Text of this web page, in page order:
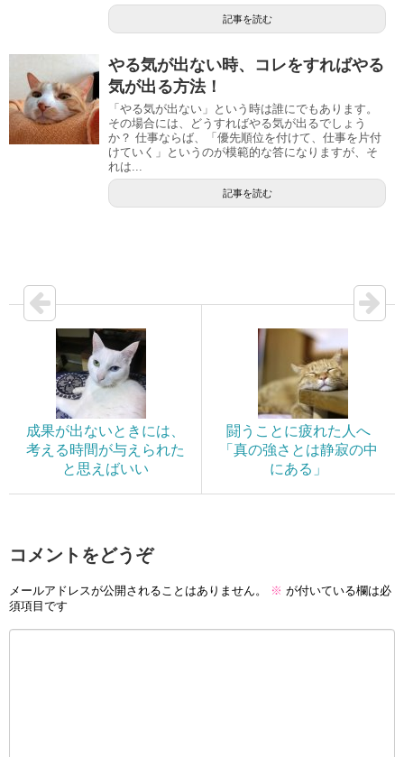
記事を読む
やる気が出ない時、コレをすればやる
気が出る方法！
「やる気が出ない」という時は誰にでもあります。
その場合には、どうすればやる気が出るでしょう
か？ 仕事ならば、「優先順位を付けて、仕事を片付
けていく」というのが模範的な答になりますが、そ
れは...
記事を読む
成果が出ないときには、
考える時間が与えられた
と思えばいい
闘うことに疲れた人へ
「真の強さとは静寂の中
にある」
コメントをどうぞ
メールアドレスが公開されることはありません。 ※ が付いている欄は必
須項目です